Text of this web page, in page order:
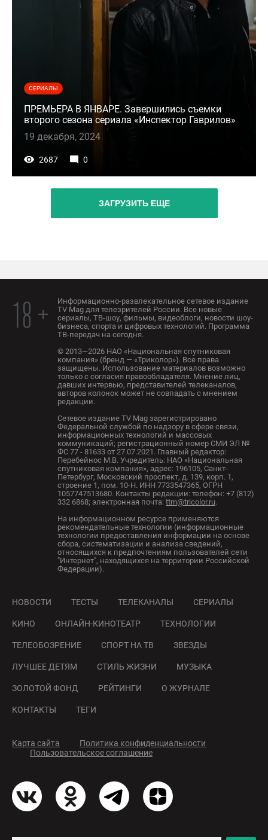
СЕРИАЛЫ
ПРЕМЬЕРА В ЯНВАРЕ. Завершились съемки
второго сезона сериала «Инспектор Гаврилов»
19 декабря, 2024
2687 0
ЗАГРУЗИТЬ ЕЩЕ
18 +
Информационно-развлекательное сетевое издание
TV Mag для телезрителей России. Все новые
сериалы, ТВ-шоу, фильмы, видеоблоги, новости шоу-
бизнеса, спорта и цифровых технологий. Программа
ТВ-передач на сегодня.
© 2013—2026 НАО «Национальная спутниковая
компания» (бренд — «Триколор»). Все права
защищены. Использование материалов возможно
только с согласия правообладателя. Мнение лиц,
давших интервью, представителей телеканалов,
авторов колонок может не совпадать с мнением
редакции.
Сетевое издание TV Mag зарегистрировано
Федеральной службой по надзору в сфере связи,
информационных технологий и массовых
коммуникаций; регистрационный номер СМИ ЭЛ №
ФС 77 - 81633 от 27.07.2021. Главный редактор:
Перебейнос М.В. Учредитель: НАО «Национальная
спутниковая компания», адрес: 196105, Санкт-
Петербург, Московский проспект, д. 139, корп. 1,
строение 1, пом. 10-Н. ИНН 7733547365, ОГРН
1057747513680. Контакты редакции: телефон: +7 (812)
332 6868; электронная почта: ttm@tricolor.ru.
На информационном ресурсе применяются
рекомендательные технологии (информационные
технологии предоставления информации на основе
сбора, систематизации и анализа сведений,
относящихся к предпочтениям пользователей сети
"Интернет", находящихся на территории Российской
Федерации).
НОВОСТИ ТЕСТЫ ТЕЛЕКАНАЛЫ СЕРИАЛЫ
КИНО ОНЛАЙН-КИНОТЕАТР ТЕХНОЛОГИИ
ТЕЛЕОБОЗРЕНИЕ СПОРТ НА ТВ ЗВЕЗДЫ
ЛУЧШЕЕ ДЕТЯМ СТИЛЬ ЖИЗНИ МУЗЫКА
ЗОЛОТОЙ ФОНД РЕЙТИНГИ О ЖУРНАЛЕ
КОНТАКТЫ ТЕГИ
Карта сайта
Политика конфиденциальности
Пользовательское соглашение